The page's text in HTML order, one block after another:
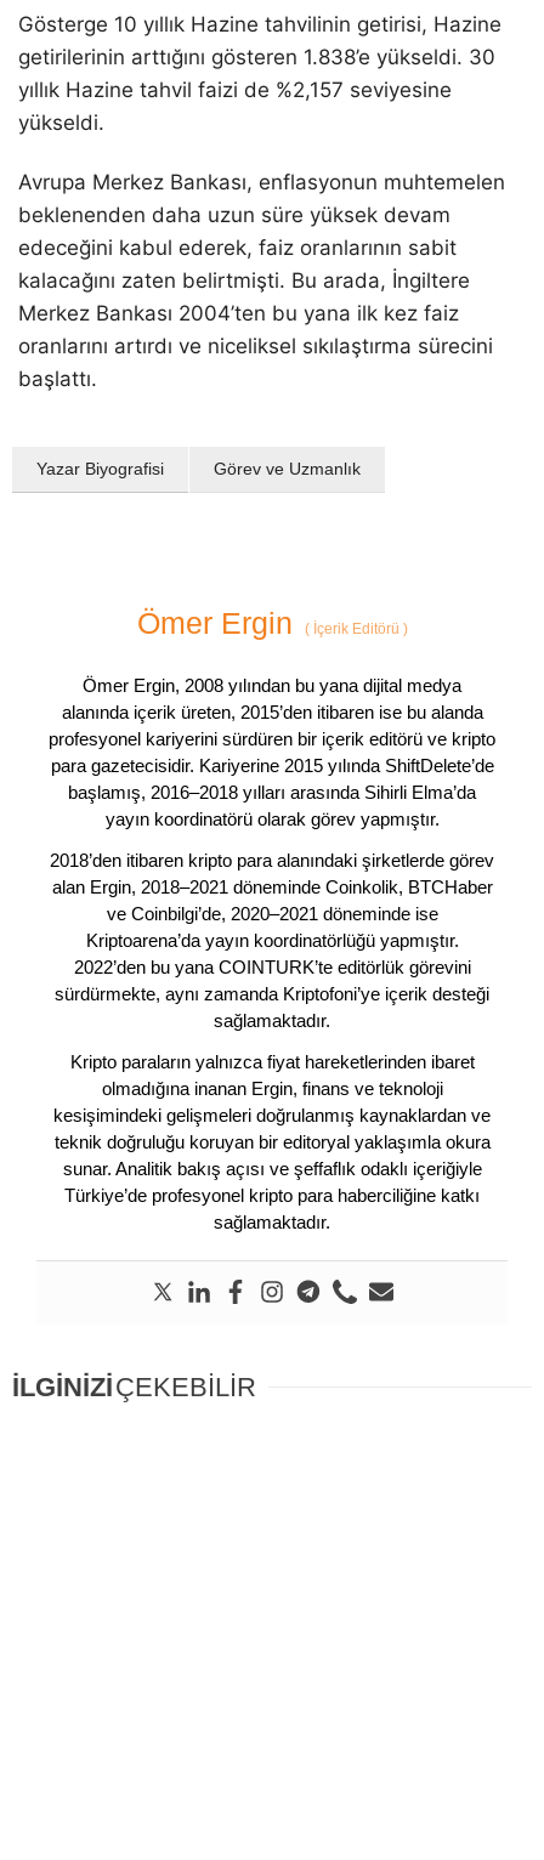
Gösterge 10 yıllık Hazine tahvilinin getirisi, Hazine
getirilerinin arttığını gösteren 1.838’e yükseldi. 30
yıllık Hazine tahvil faizi de %2,157 seviyesine
yükseldi.
Avrupa Merkez Bankası, enflasyonun muhtemelen
beklenenden daha uzun süre yüksek devam
edeceğini kabul ederek, faiz oranlarının sabit
kalacağını zaten belirtmişti. Bu arada, İngiltere
Merkez Bankası 2004’ten bu yana ilk kez faiz
oranlarını artırdı ve niceliksel sıkılaştırma sürecini
başlattı.
Yazar Biyografisi Görev ve Uzmanlık
Ömer Ergin (İçerik Editörü )
Ömer Ergin, 2008 yılından bu yana dijital medya
alanında içerik üreten, 2015’den itibaren ise bu alanda
profesyonel kariyerini sürdüren bir içerik editörü ve kripto
para gazetecisidir. Kariyerine 2015 yılında ShiftDelete’de
başlamış, 2016–2018 yılları arasında Sihirli Elma’da
yayın koordinatörü olarak görev yapmıştır.
2018’den itibaren kripto para alanındaki şirketlerde görev
alan Ergin, 2018–2021 döneminde Coinkolik, BTCHaber
ve Coinbilgi’de, 2020–2021 döneminde ise
Kriptoarena’da yayın koordinatörlüğü yapmıştır.
2022’den bu yana COINTURK’te editörlük görevini
sürdürmekte, aynı zamanda Kriptofoni’ye içerik desteği
sağlamaktadır.
Kripto paraların yalnızca fiyat hareketlerinden ibaret
olmadığına inanan Ergin, finans ve teknoloji
kesişimindeki gelişmeleri doğrulanmış kaynaklardan ve
teknik doğruluğu koruyan bir editoryal yaklaşımla okura
sunar. Analitik bakış açısı ve şeffaflık odaklı içeriğiyle
Türkiye’de profesyonel kripto para haberciliğine katkı
sağlamaktadır.
İLGİNİZİÇEKEBİLİR